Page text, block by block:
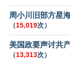
周小川旧部方星
（15,019次）
美国政要声讨共
（13,313次）